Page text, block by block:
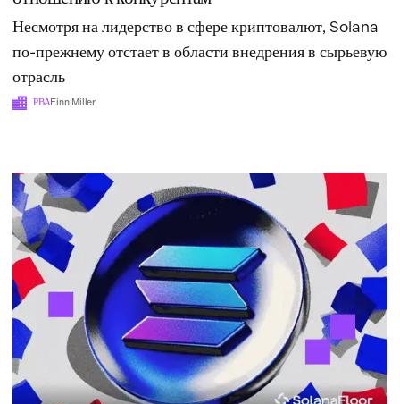
Несмотря на лидерство в сфере криптовалют, Solana
по-прежнему отстает в области внедрения в сырьевую
отрасль
РВАFinn Miller